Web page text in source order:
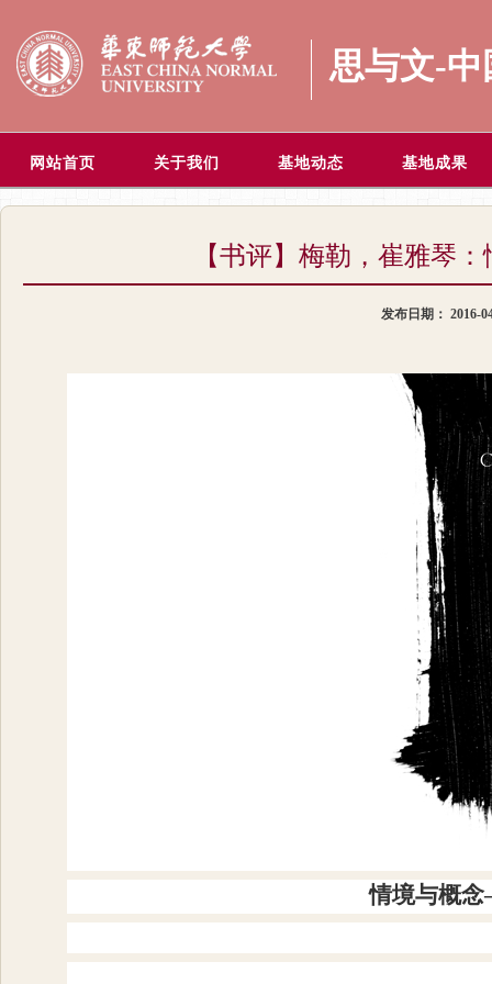
思与文-
网站首页 关于我们 基地动态 基地成果
【书评】梅勒，崔雅琴
发布日期： 2016-
情境与概